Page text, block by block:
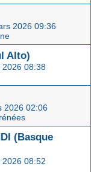
2026 09:36
Alto)
2026 08:38
2026 02:06
(Basque
08:52